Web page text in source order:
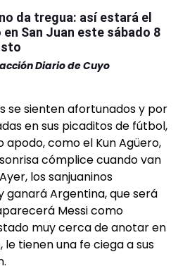
da tregua: así estará el
en San Juan este sábado 8
Diario de Cuyo
se sienten afortunados y por
en sus picaditos de fútbol,
como el Kun Agüero,
cómplice cuando van
los sanjuaninos
ganará Argentina, que será
Messi como
muy cerca de anotar en
le tienen una fe ciega a sus